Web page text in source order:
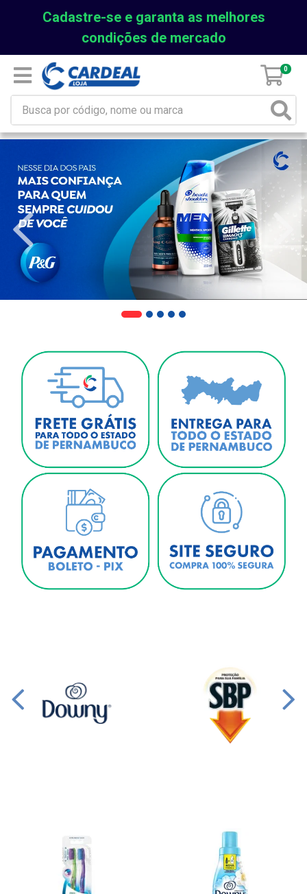
Cadastre-se e garanta as melhores
condições de mercado
0